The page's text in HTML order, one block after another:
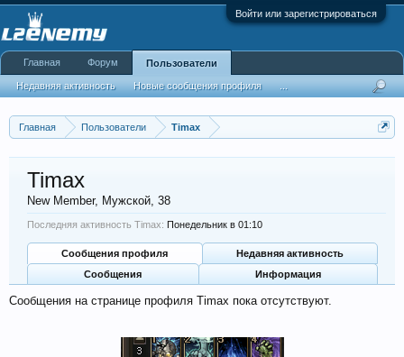
Войти или зарегистрироваться
Главная Пользователи Timax
Timax
New Member, Мужской, 38
Последняя активность Timax: Понедельник в 01:10
Сообщения профиля
Недавняя активность
Сообщения
Информация
Сообщения на странице профиля Timax пока отсутствуют.
Главная Форум Пользователи
Недавняя активность Новые сообщения профиля